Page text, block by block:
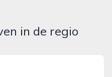
in de regio